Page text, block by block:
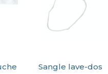
Sangle lave-dos